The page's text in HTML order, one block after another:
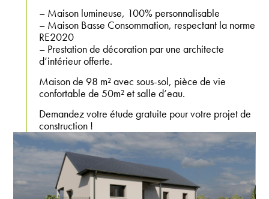
– Maison lumineuse, 100% personnalisable
– Maison Basse Consommation, respectant la norme
RE2020
– Prestation de décoration par une architecte
d’intérieur offerte.
Maison de 98 m² avec sous-sol, pièce de vie
confortable de 50m² et salle d’eau.
Demandez votre étude gratuite pour votre projet de
construction !